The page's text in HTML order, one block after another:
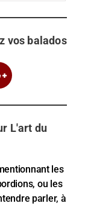
vos balados
L'art du
les
ou les
parler, à